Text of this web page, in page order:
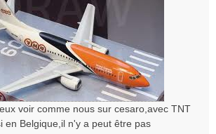
voir comme nous sur cesaro,avec TNT
en Belgique,il n'y a peut être pas